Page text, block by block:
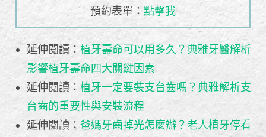
預約表單： 點擊我
延伸閱讀： 植牙壽命可以用多久？典雅牙醫解析
影響植牙壽命四大關鍵因素
延伸閱讀： 植牙一定要裝支台齒嗎？典雅解析支
台齒的重要性與安裝流程
延伸閱讀： 爸媽牙齒掉光怎麼辦？老人植牙停看